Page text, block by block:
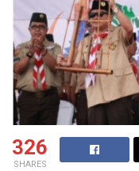
326
SHARES